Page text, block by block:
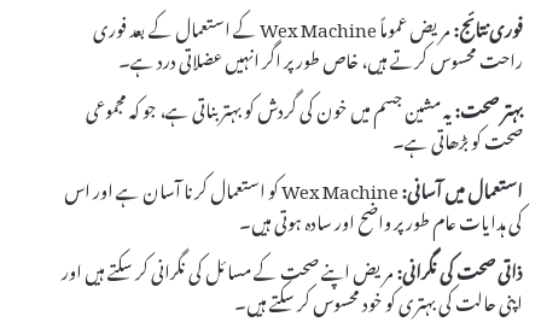
فوری نتائج:
مریض عموماً Wex Machine کے استعمال کے بعد فوری
راحت محسوس کرتے ہیں، خاص طور پر اگر انہیں عضلاتی درد ہے۔
بہتر صحت:یہ مشین جسم میں خون کی گردش کو بہتر بناتی ہے، جو کہ مجموعی
صحت کو بڑھاتی ہے۔
استعمال میں آسانی:
Wex Machine کو استعمال کرنا آسان ہے اور اس
کی ہدایات عام طور پر واضح اور سادہ ہوتی ہیں۔
ذاتی صحت کی نگرانی:مریض اپنے صحت کے مسائل کی نگرانی کر سکتے ہیں اور
اپنی حالت کی بہتری کو خود محسوس کر سکتے ہیں۔